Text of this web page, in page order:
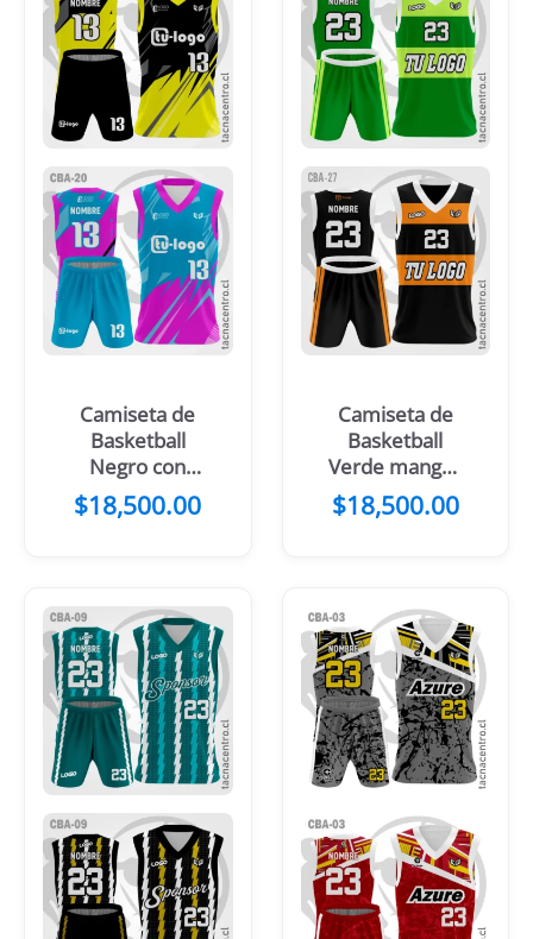
Camiseta de
Basketball
Negro con
Mangas
Amarillas
$18,500.00
Camiseta de
Basketball
Verde mangas
Blancas
$18,500.00